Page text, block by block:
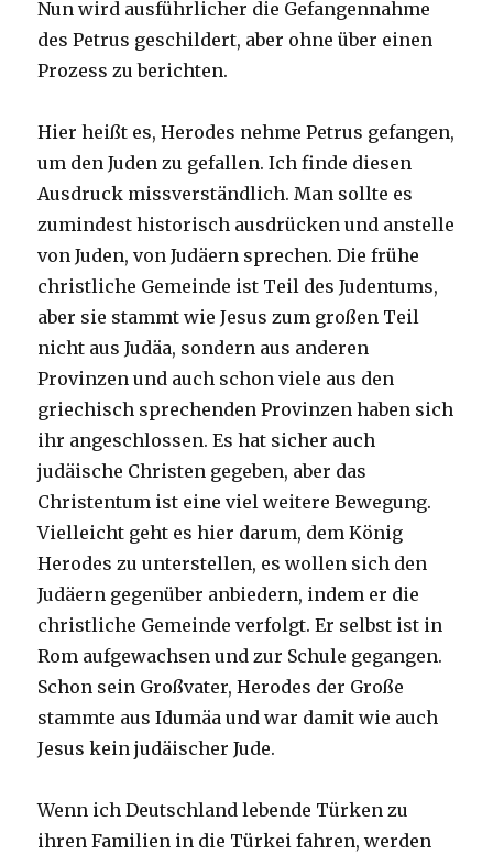
Nun wird ausführlicher die Gefangennahme
des Petrus geschildert, aber ohne über einen
Prozess zu berichten.
Hier heißt es, Herodes nehme Petrus gefangen,
um den Juden zu gefallen. Ich finde diesen
Ausdruck missverständlich. Man sollte es
zumindest historisch ausdrücken und anstelle
von Juden, von Judäern sprechen. Die frühe
christliche Gemeinde ist Teil des Judentums,
aber sie stammt wie Jesus zum großen Teil
nicht aus Judäa, sondern aus anderen
Provinzen und auch schon viele aus den
griechisch sprechenden Provinzen haben sich
ihr angeschlossen. Es hat sicher auch
judäische Christen gegeben, aber das
Christentum ist eine viel weitere Bewegung.
Vielleicht geht es hier darum, dem König
Herodes zu unterstellen, es wollen sich den
Judäern gegenüber anbiedern, indem er die
christliche Gemeinde verfolgt. Er selbst ist in
Rom aufgewachsen und zur Schule gegangen.
Schon sein Großvater, Herodes der Große
stammte aus Idumäa und war damit wie auch
Jesus kein judäischer Jude.
Wenn ich Deutschland lebende Türken zu
ihren Familien in die Türkei fahren, werden